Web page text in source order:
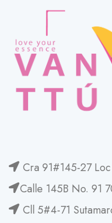
Cra 91#145-27 Loc
Calle 145B No. 91
Cll 5#4-71